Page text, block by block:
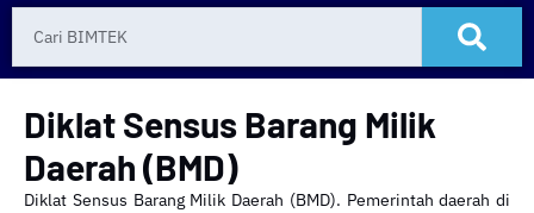
Diklat Sensus Barang Milik
Daerah (BMD)
Diklat Sensus Barang Milik Daerah (BMD). Pemerintah daerah di